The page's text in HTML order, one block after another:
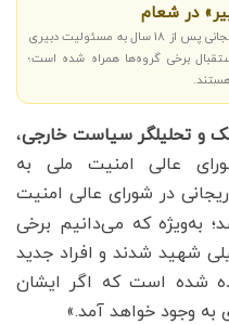
در شعام
اقتصادنیوز: علی لاریجانی پس از 18 سال به مسئولیت دبیری
برخی گروه‌ها همراه شده است؛
و تحلیلگر سیاست خارجی،
عالی امنیت ملی به
در شورای عالی امنیت
به‌ویژه که می‌دانیم برخی
۱۲ روزه تحمیلی شهید شدند و افراد جدید
شده است که اگر ایشان
وجود خواهد آمد.»